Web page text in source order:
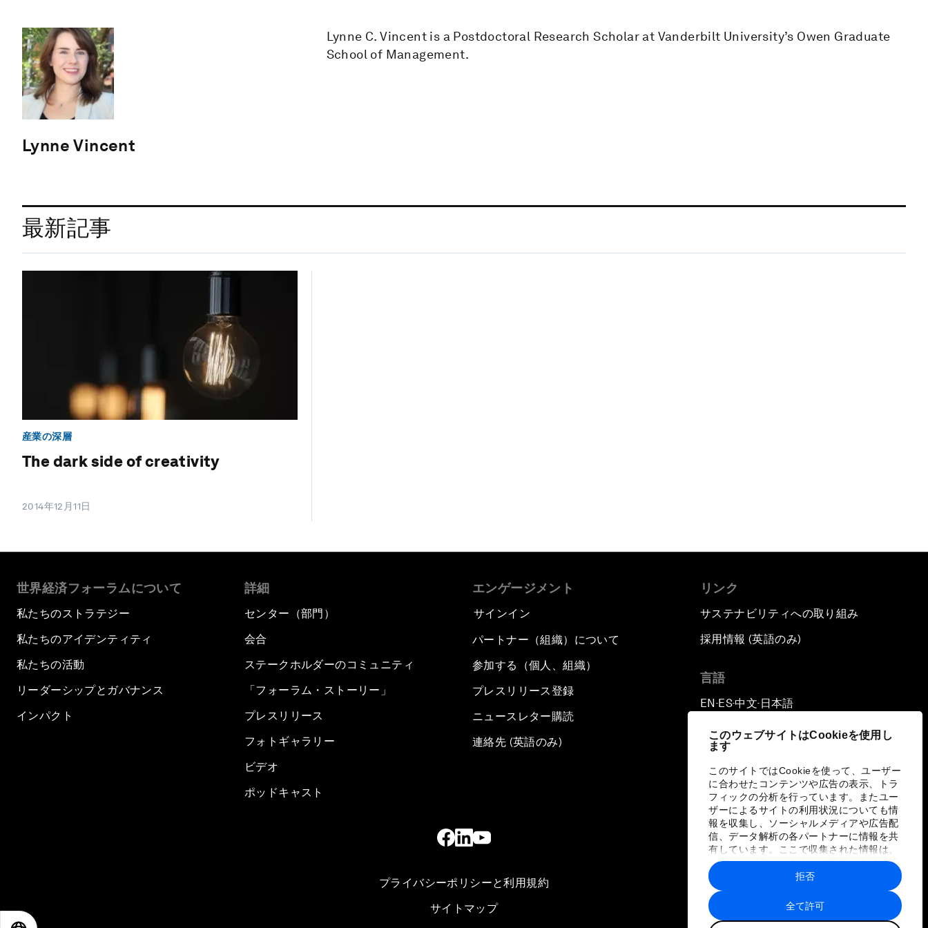
このウェブサイトはCookieを使用し
ます
このサイトではCookieを使って、ユーザー
に合わせたコンテンツや広告の表示、トラ
フィックの分析を行っています。またユー
ザーによるサイトの利用状況についても情
報を収集し、ソーシャルメディアや広告配
信、データ解析の各パートナーに情報を共
有しています。ここで収集された情報は、
ユーザーが各パートナーに提供した他の情
報や各パートナーのサービスを使用した際
に収集された情報と組み合わされ、各パー
トナーによって使用されることがありま
す。
全て許可
拒否
Lynne Vincent
Lynne C. Vincent is a Postdoctoral Research Scholar at Vanderbilt University’s Owen Graduate
School of Management.
最新記事
産業の深層
The dark side of creativity
2014年12月11日
世界経済フォーラムについて
私たちのストラテジー
私たちのアイデンティティ
私たちの活動
リーダーシップとガバナンス
インパクト
詳細
センター（部門）
会合
ステークホルダーのコミュニティ
「フォーラム・ストーリー」
プレスリリース
フォトギャラリー
ビデオ
ポッドキャスト
エンゲージメント
サインイン
パートナー（組織）について
参加する（個人、組織）
プレスリリース登録
ニュースレター購読
連絡先 (英語のみ)
リンク
サステナビリティへの取り組み
採用情報 (英語のみ)
言語
EN ▪ ES▪中文▪ 日本語
プライバシーポリシーと利用規約
サイトマップ